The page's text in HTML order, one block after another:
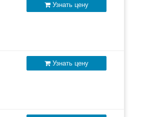
Узнать цену
Узнать цену